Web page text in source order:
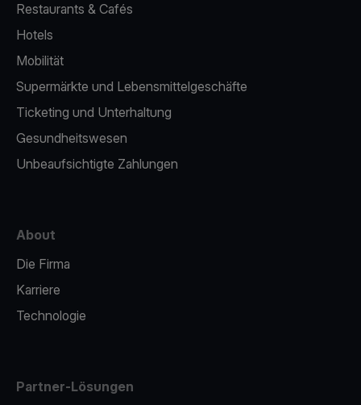
Restaurants & Cafés
Hotels
Mobilität
Supermärkte und Lebensmittelgeschäfte
Ticketing und Unterhaltung
Gesundheitswesen
Unbeaufsichtigte Zahlungen
About
Die Firma
Karriere
Technologie
Partner-Lösungen